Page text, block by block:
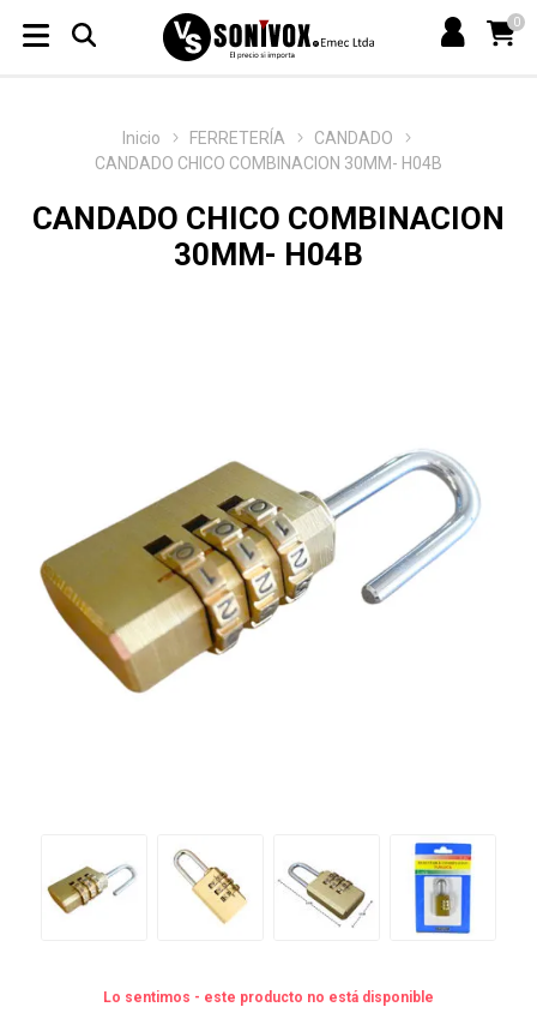
0
Inicio FERRETERÍA
CANDADO
CANDADO CHICO COMBINACION 30MM- H04B
CANDADO CHICO COMBINACION
30MM- H04B
Lo sentimos - este producto no está disponible